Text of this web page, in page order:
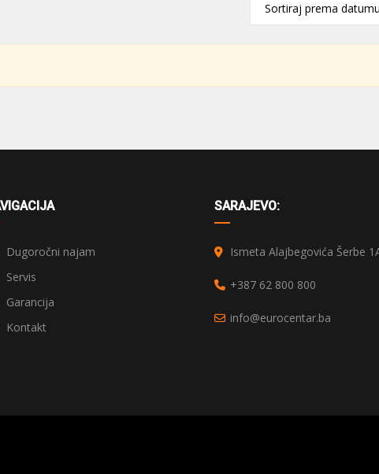
Sortiraj prema
Dugoročni najam
Servis
Garancija
Kontakt
SARAJEVO:
Ismeta Alajbegovića Šerbe
+387 62 800 800
info@eurocentar.ba